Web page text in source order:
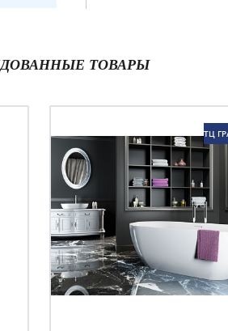
ТОВАРЫ
ТЦ